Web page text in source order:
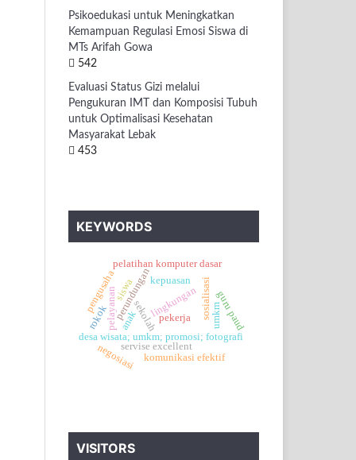
Psikoedukasi untuk Meningkatkan
Kemampuan Regulasi Emosi Siswa di
MTs Arifah Gowa
542
Evaluasi Status Gizi melalui
Pengukuran IMT dan Komposisi Tubuh
untuk Optimalisasi Kesehatan
Masyarakat Lebak
453
KEYWORDS
desa wisata; umkm; promosi; fotografi
sekolahlingkungansosialisasi
perundungan
servise excellent
kepuasan
pelayanan guru paud
pelatihan komputer dasar
pengusaha
pekerja
negosiasi komunikasi efektif
siswa
rokok umkm
anak
VISITORS